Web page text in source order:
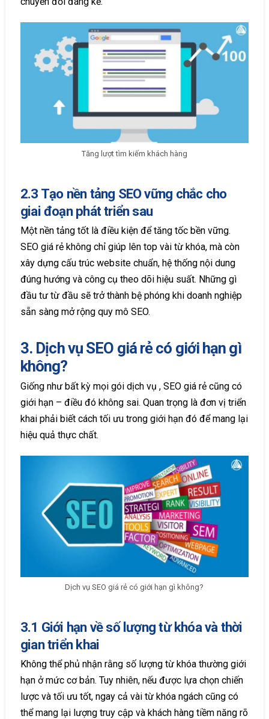
Tăng lượt tìm kiếm khách hàng
2.3 Tạo nền tảng SEO vững chắc cho
giai đoạn phát triển sau
Một nền tảng tốt là điều kiện để tăng tốc bền vững.
SEO giá rẻ không chỉ giúp lên top vài từ khóa, mà còn
xây dựng cấu trúc website chuẩn, hệ thống nội dung
đúng hướng và công cụ theo dõi hiệu suất. Những gì
đầu tư từ đầu sẽ trở thành bệ phóng khi doanh nghiệp
sẵn sàng mở rộng quy mô SEO.
3. Dịch vụ SEO giá rẻ có giới hạn gì
không?
Giống như bất kỳ mọi gói dịch vụ , SEO giá rẻ cũng có
giới hạn – điều đó không sai. Quan trọng là đơn vị triển
khai phải biết cách tối ưu trong giới hạn đó để mang lại
hiệu quả thực chất.
Dịch vụ SEO giá rẻ có giới hạn gì không?
3.1 Giới hạn về số lượng từ khóa và thời
gian triển khai
Không thể phủ nhận rằng số lượng từ khóa thường giới
hạn ở mức cơ bản. Tuy nhiên, nếu được lựa chọn chiến
lược và tối ưu tốt, ngay cả vài từ khóa ngách cũng có
thể mang lại lượng truy cập và khách hàng tiềm năng rõ